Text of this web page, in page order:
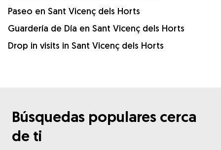
Paseo en Sant Vicenç dels Horts
Guardería de Día en Sant Vicenç dels Horts
Drop in visits in Sant Vicenç dels Horts
Búsquedas populares cerca
de ti